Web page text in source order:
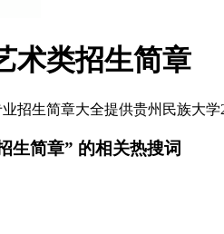
术类招生简章
招生简章大全提供贵州民族大
生简章” 的相关热搜词